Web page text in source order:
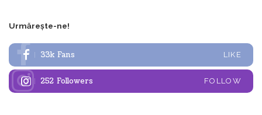
Urmărește-ne!
33k Fans LIKE
252 Followers FOLLOW